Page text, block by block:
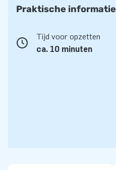
Praktische informatie
Tijd voor opzetten
ca. 10 minuten